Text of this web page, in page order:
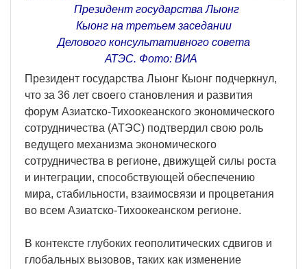
Президент государства Лыонг
Кыонг на третьем заседании
Делового консультативного совета
АТЭС. Фото: ВИA
Президент государства Лыонг Кыонг подчеркнул,
что за 36 лет своего становления и развития
форум Азиатско-Тихоокеанского экономического
сотрудничества (АТЭС) подтвердил свою роль
ведущего механизма экономического
сотрудничества в регионе, движущей силы роста
и интеграции, способствующей обеспечению
мира, стабильности, взаимосвязи и процветания
во всем Азиатско-Тихоокеанском регионе.
В контексте глубоких геополитических сдвигов и
глобальных вызовов, таких как изменение